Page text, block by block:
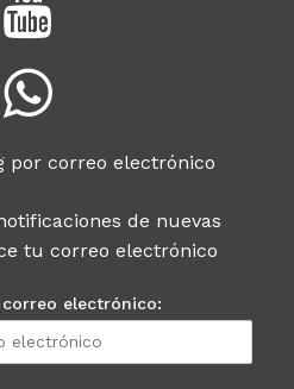
por correo electrónico
de nuevas
tu correo electrónico
electrónico: